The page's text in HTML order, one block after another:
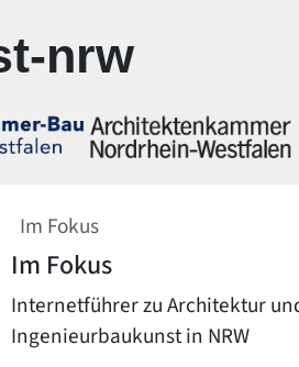
nrw
Im Fokus
Im Fokus
Internetführer zu Architektur
Ingenieurbaukunst in NRW